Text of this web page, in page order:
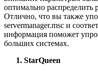
оптимально
Отлично, что вы также
servermanager.msc и
информация поможет
больших системах.
StarQueen